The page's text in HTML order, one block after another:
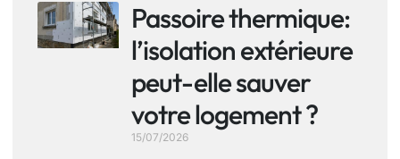
Passoire thermique:
l’isolation extérieure
peut-elle sauver
votre logement ?
15/07/2026